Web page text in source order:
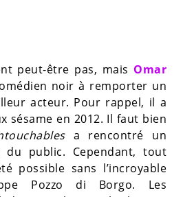
peut-être pas, mais Omar
noir à remporter un
acteur. Pour rappel, il a
sésame en 2012. Il faut bien
a rencontré un
du public. Cependant, tout
possible sans l’incroyable
Pozzo di Borgo. Les